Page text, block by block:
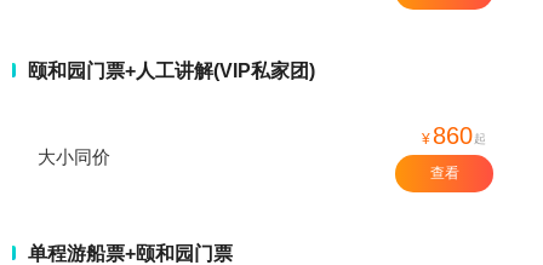
颐和园门票+人工讲解(VIP私家团)
大小同价
¥ 860起
查看
单程游船票+颐和园门票